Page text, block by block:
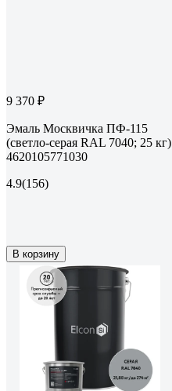
9 370 ₽
Эмаль Москвичка ПФ-115
(светло-серая RAL 7040; 25 кг)
4620105771030
4.9(156)
В корзину